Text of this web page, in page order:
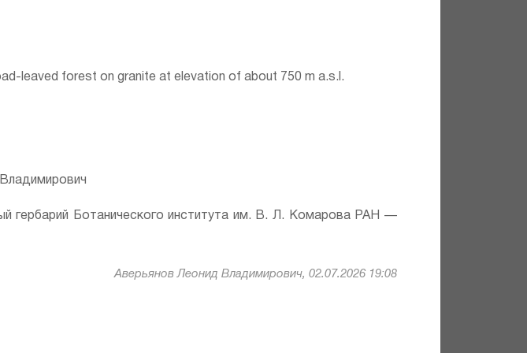
leaved forest on granite at elevation of about 750 m a.s.l.
гербарий Ботанического института им. В. Л. Комарова РАН —
Аверьянов Леонид Владимирович, 02.07.2026 19:08